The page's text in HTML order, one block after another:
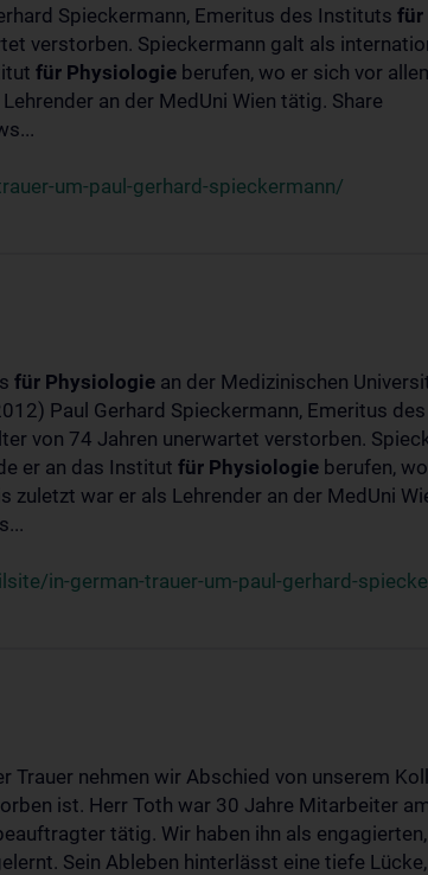
Spieckermann, Emeritus des Instituts für
verstorben. Spieckermann galt als
für Physiologie berufen, wo er sich vor
an der MedUni Wien tätig. Share
um-paul-gerhard-spieckermann/
für Physiologie an der Medizinischen
Paul Gerhard Spieckermann, Emeritus
von 74 Jahren unerwartet verstorben.
er an das Institut für Physiologie berufen,
war er als Lehrender an der MedUni
in-german-trauer-um-paul-gerhard-
Trauer nehmen wir Abschied von unserem
ist. Herr Toth war 30 Jahre Mitarbeiter
tätig. Wir haben ihn als
Sein Ableben hinterlässt eine tiefe